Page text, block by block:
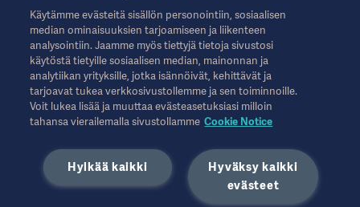
Nämä tiedot on tarkoitettu vain terveydenhuollon ammattilaisille
tai muille alan ammattilaisille, ja ne on tarkoitettu vain tiedoksi.
Ne eivät ole kattavia, eikä niitä siksi tule pitää käyttöohjeen,
huolto-oppaan tai lääketieteellisen neuvonnan korvikkeena.
Getinge ei ole vastuussa mistään sellaisista toimista tai
laiminlyönneistä, jotka perustuvat tähän aineistoon, ja siihen
luottaminen tapahtuu yksinomaan käyttäjän omalla vastuulla.
Mainittu hoito, ratkaisu tai tuote ei välttämättä ole saatavilla
kopioida tai käyttää kokonaan tai osittain ilman Getingen
kirjallista lupaa.
Nämä tiedot on tarkoitettu kansainväliselle yleisölle
Käytämme evästeitä sisällön personointiin, sosiaalisen
median ominaisuuksien tarjoamiseen ja liikenteen
analysointiin. Jaamme myös tiettyjä tietoja sivustosi
käytöstä tietyille sosiaalisen median, mainonnan ja
analytiikan yrityksille, jotka isännöivät, kehittävät ja
tarjoavat tukea verkkosivustollemme ja sen toiminnoille.
Voit lukea lisää ja muuttaa evästeasetuksiasi milloin
tahansa vierailemalla sivustollamme Cookie Notice
Hyväksy kaikki
evästeet
Hylkää kaikki